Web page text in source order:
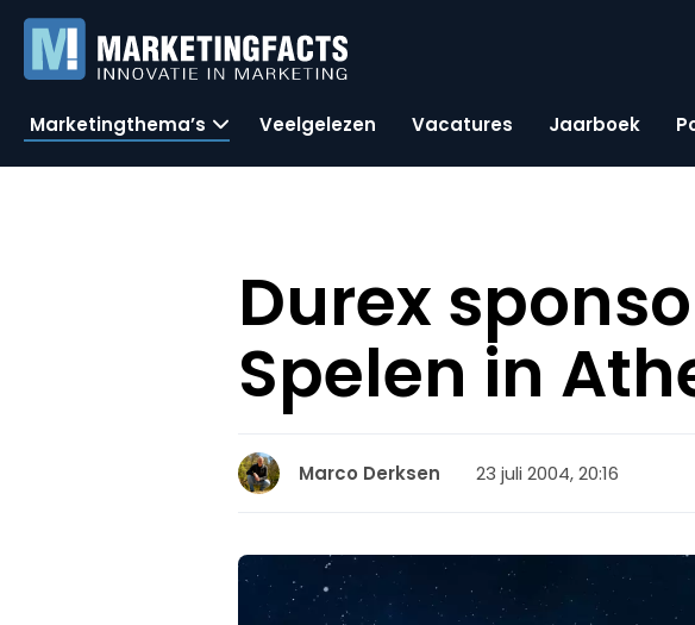
Marketingthema’s Veelgelezen Vacatures Jaarboek
Durex
Spelen in
Marco Derksen 23 juli 2004, 20:16